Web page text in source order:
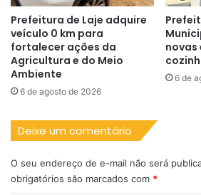
Prefeitura de Laje adquire
veículo 0 km para
fortalecer ações da
Agricultura e do Meio
Ambiente
6 de agosto de 2026
novas
6 de
Deixe um comentário
O seu endereço de e-mail não será
obrigatórios são marcados com *